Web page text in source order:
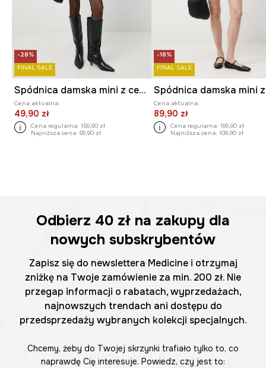
-28%
FINAL SALE
Spódnica damska mini z cekinami
Cena aktualna:
49,90 zł
Cena regularna: 159,90 zł
Najniższa cena: 69,90 zł
-18%
FINAL SALE
Cena aktualna:
89,90 zł
Cena regularna: 199,90 zł
Najniższa cena: 109,90 zł
Odbierz 40 zł na zakupy dla
nowych subskrybentów
Zapisz się do newslettera Medicine i otrzymaj
zniżkę na Twoje zamówienie za min. 200 zł. Nie
przegap informacji o rabatach, wyprzedażach,
najnowszych trendach ani dostępu do
przedsprzedaży wybranych kolekcji specjalnych.
Chcemy, żeby do Twojej skrzynki trafiało tylko to, co
naprawdę Cię interesuje. Powiedz, czy jest to: